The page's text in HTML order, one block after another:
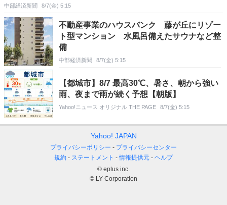
中部経済新聞 8/7(金) 5:15
不動産事業のハウスバンク 藤が丘にリゾー
ト型マンション 水風呂備えたサウナなど整
備
中部経済新聞 8/7(金) 5:15
【都城市】8/7 最高30℃、暑さ、朝から強い
雨、夜まで雨が続く予想【朝版】
Yahoo!ニュース オリジナル THE PAGE 8/7(金) 5:15
Yahoo! JAPAN
プライバシーポリシー
プライバシーセンター
規約
ステートメント 情報提供元
ヘルプ
© eplus inc.
© LY Corporation